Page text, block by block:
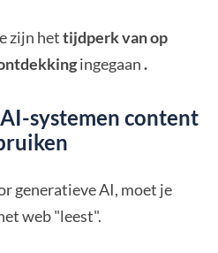
zijn hettijdperk van op
ingegaan.
systemen content
generatieve AI, moet je
web "leest".